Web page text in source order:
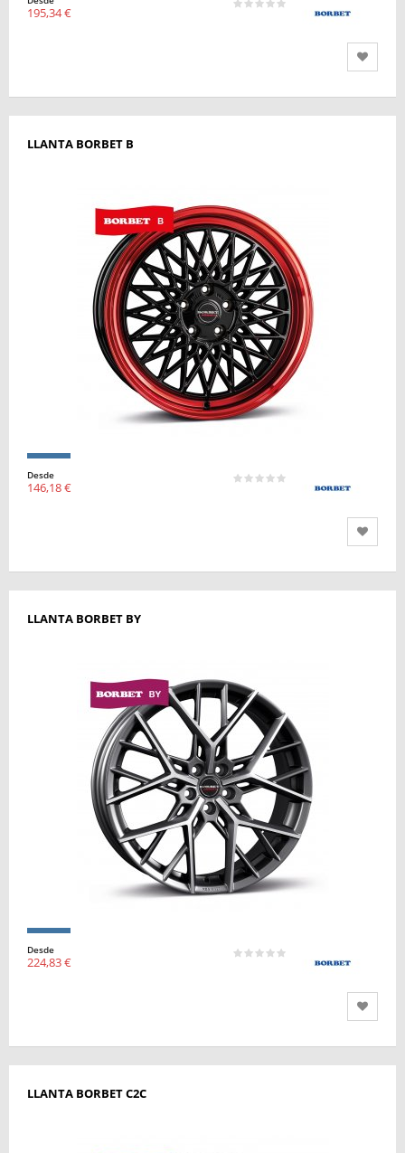
195,34 €
LLANTA BORBET B
Desde
146,18 €
LLANTA BORBET BY
Desde
224,83 €
LLANTA BORBET C2C